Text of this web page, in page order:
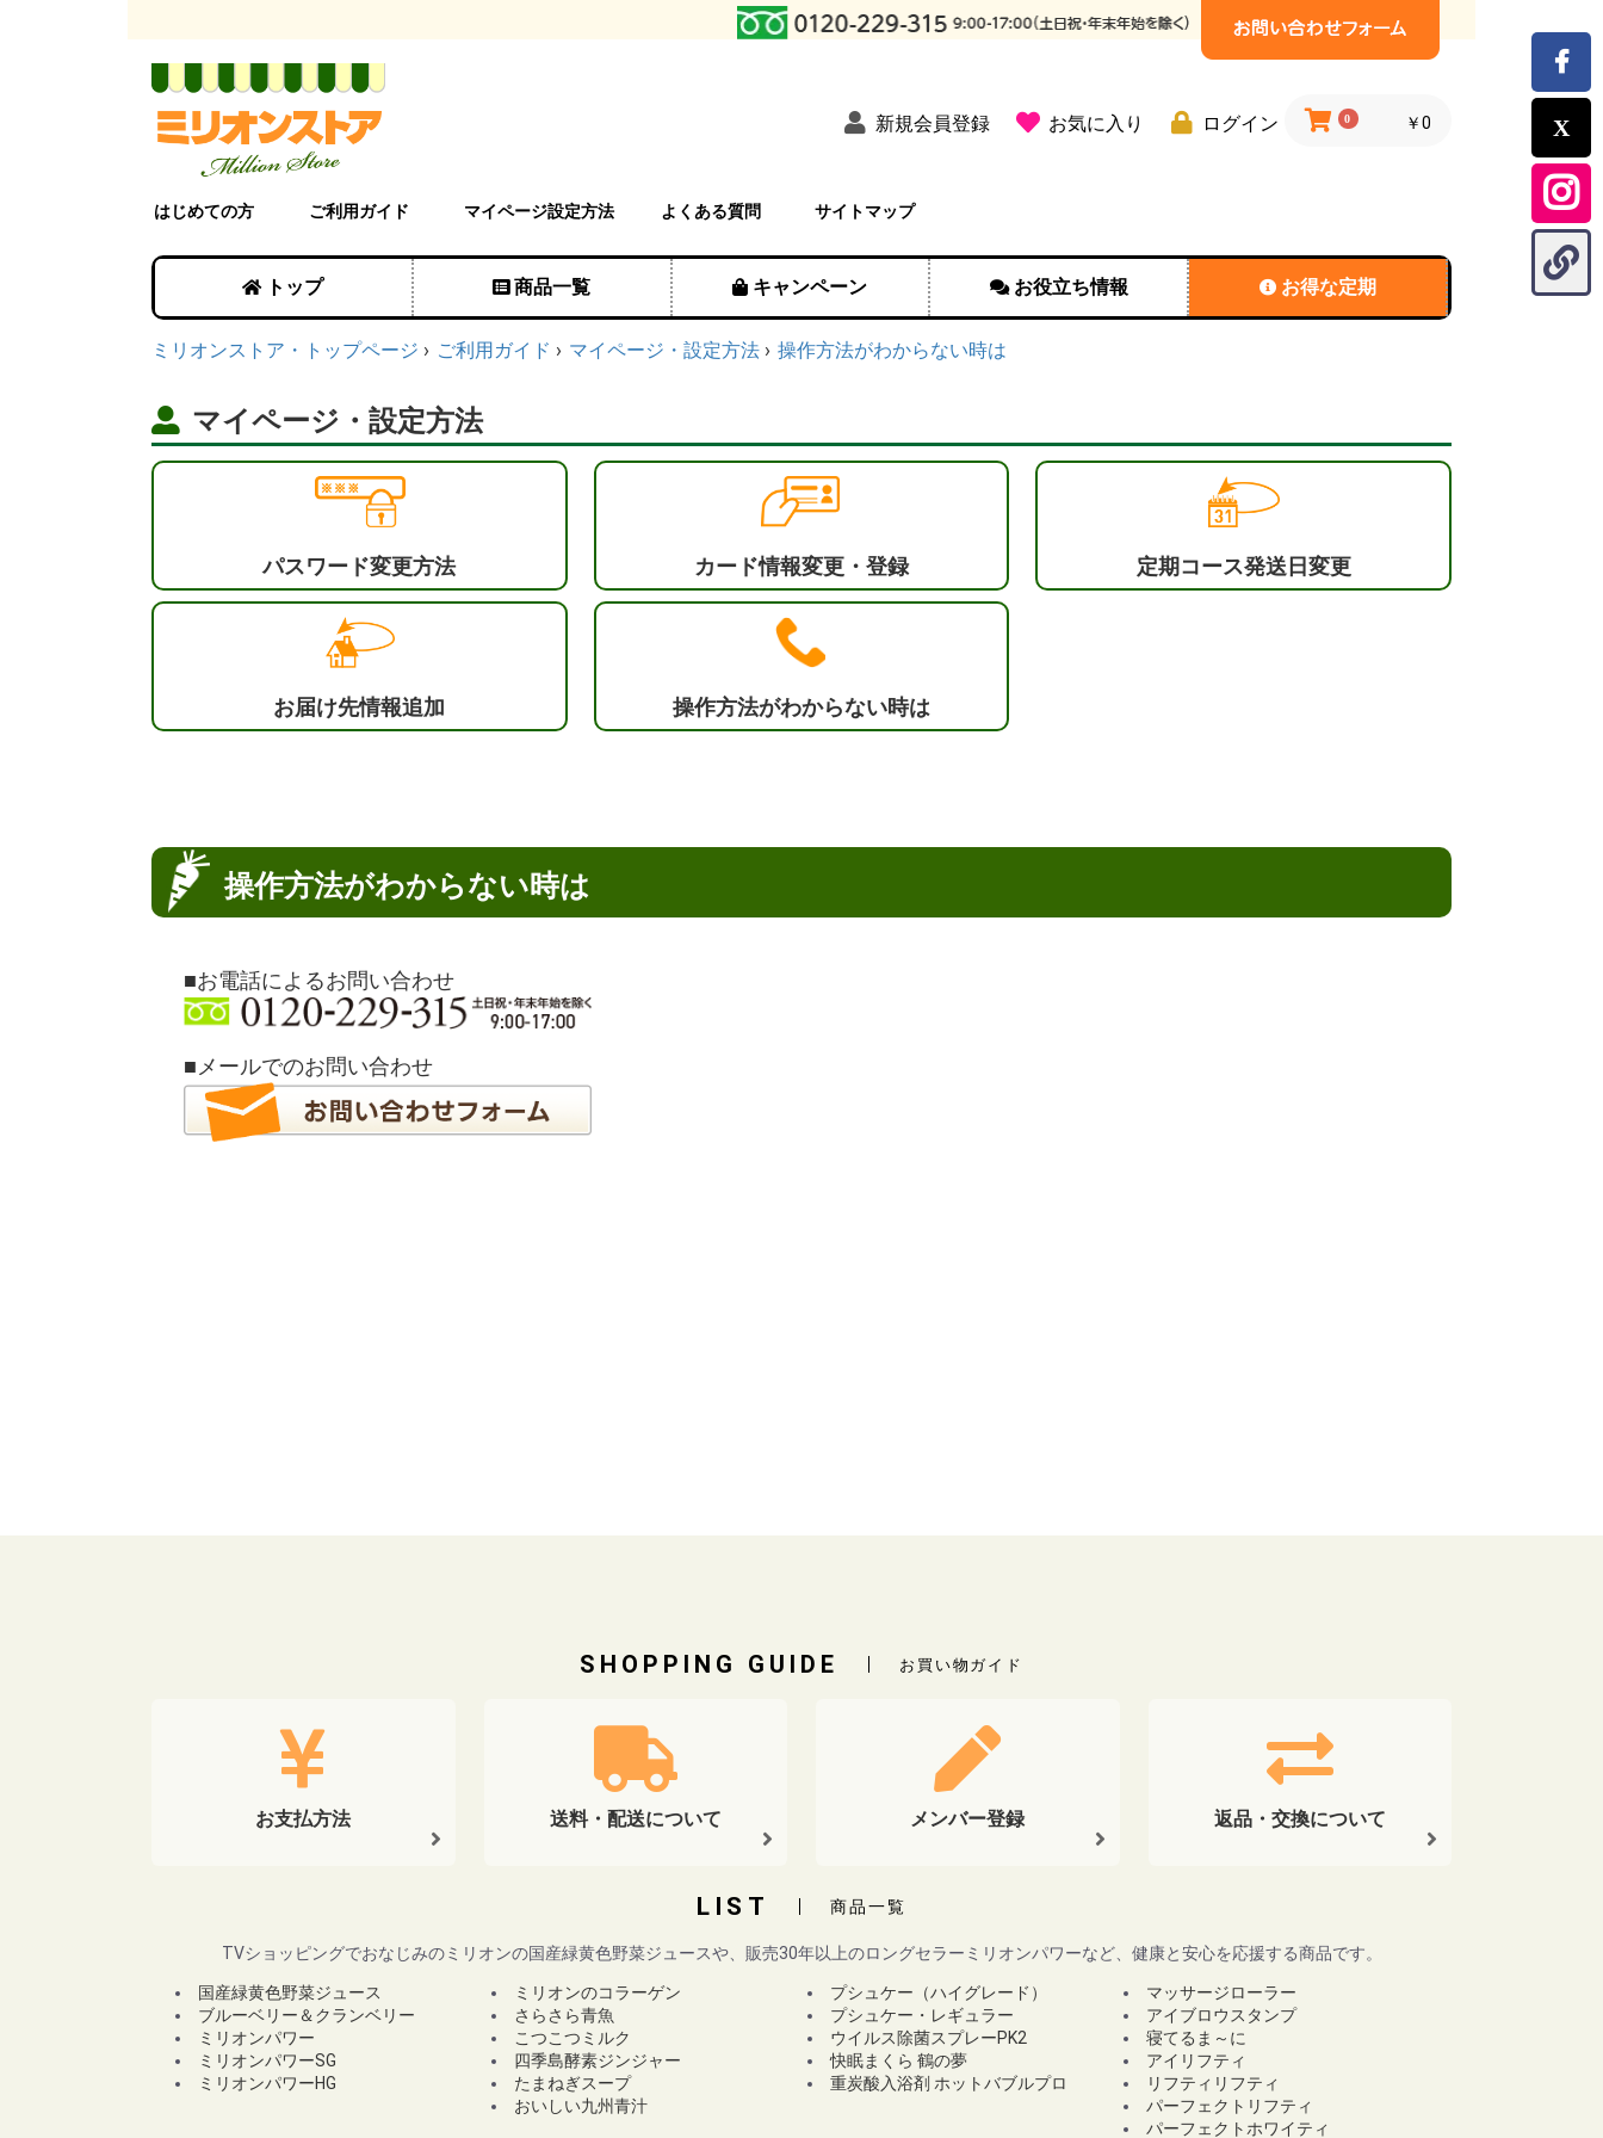
新規会員登録 お気に入り ログイン 0 ￥0
はじめての方 ご利用ガイド マイページ設定方法 よくある質問 サイトマップ
トップ 商品一覧 キャンペーン お役立ち情報 お得な定期
ミリオンストア・トップページ ご利用ガイド マイページ・設定方法 操作方法がわからない時は
マイページ・設定方法
パスワード変更方法 カード情報変更・登録 定期コース発送日変更
お届け先情報追加 操作方法がわからない時は
操作方法がわからない時は
■お電話によるお問い合わせ
■メールでのお問い合わせ
SHOPPING GUIDE お買い物ガイド
お支払方法 送料・配送について メンバー登録 返品・交換について
LIST 商品一覧
TVショッピングでおなじみのミリオンの国産緑黄色野菜ジュースや、販売30年以上のロングセラーミリオンパワーなど、健康と安心を応援する商品です。
国産緑黄色野菜ジュース
ブルーベリー＆クランベリー
ミリオンパワー
ミリオンパワーSG
ミリオンパワーHG
ミリオンのコラーゲン
さらさら青魚
こつこつミルク
四季島酵素ジンジャー
たまねぎスープ
おいしい九州青汁
プシュケー（ハイグレード）
プシュケー・レギュラー
ウイルス除菌スプレーPK2
快眠まくら 鶴の夢
重炭酸入浴剤 ホットバブルプロ
マッサージローラー
アイブロウスタンプ
寝てるま～に
アイリフティ
リフティリフティ
パーフェクトリフティ
パーフェクトホワイティ